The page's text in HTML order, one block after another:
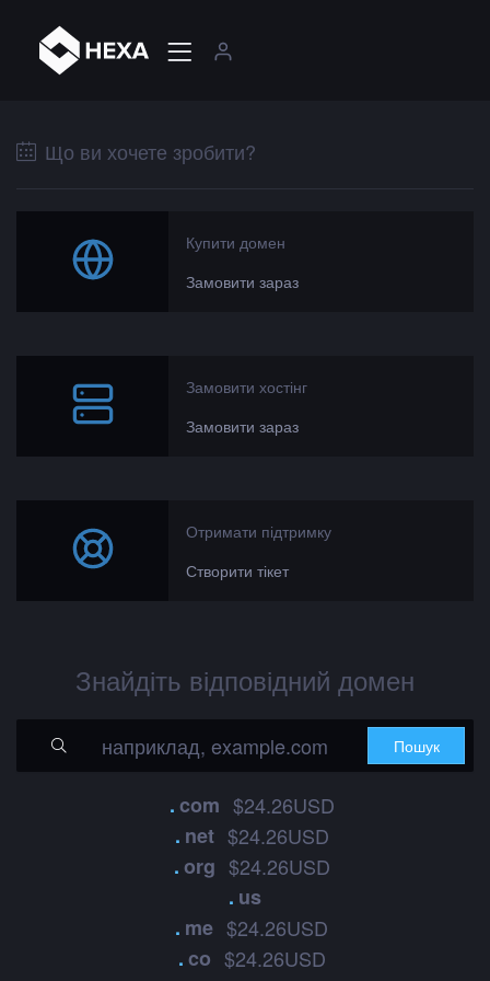
Що ви хочете зробити?
Купити домен
Замовити зараз
Замовити хостінг
Замовити зараз
Отримати підтримку
Створити тікет
Знайдіть відповідний домен
.com $24.26USD
. net $24.26USD
.org $24.26USD
. us
. me $24.26USD
.co $24.26USD